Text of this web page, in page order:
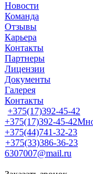
Новости
Команда
Отзывы
Карьера
Контакты
Партнеры
Лицензии
Документы
Галерея
Контакты
+375(17)392-45-42
+375(17)392-45-42
+375(44)741-32-23
+375(33)386-36-23
6307007@mail.ru